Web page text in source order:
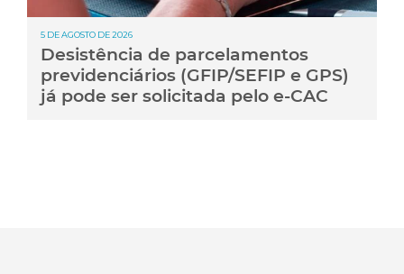
5 DE AGOSTO DE 2026
Desistência de parcelamentos
previdenciários (GFIP/SEFIP e GPS)
já pode ser solicitada pelo e-CAC